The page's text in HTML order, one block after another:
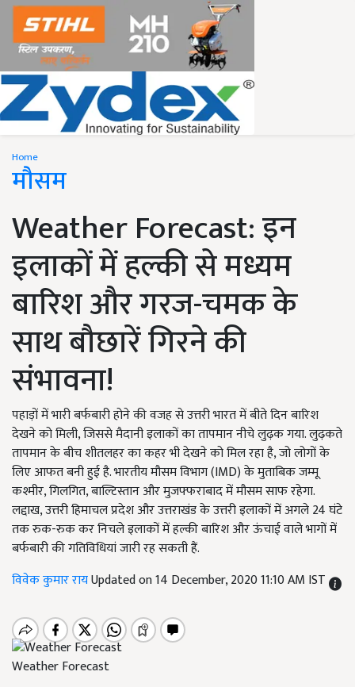
Home
मौसम
Weather Forecast: इन
इलाकों में हल्की से मध्यम
बारिश और गरज-चमक के
साथ बौछारें गिरने की
संभावना!
पहाड़ों में भारी बर्फबारी होने की वजह से उत्तरी भारत में बीते दिन बारिश
देखने को मिली, जिससे मैदानी इलाकों का तापमान नीचे लुढ़क गया. लुढ़कते
तापमान के बीच शीतलहर का कहर भी देखने को मिल रहा है, जो लोगों के
लिए आफत बनी हुई है. भारतीय मौसम विभाग (IMD) के मुताबिक जम्मू
कश्मीर, गिलगित, बाल्टिस्तान और मुजफ्फराबाद में मौसम साफ रहेगा.
लद्दाख, उत्तरी हिमाचल प्रदेश और उत्तराखंड के उत्तरी इलाकों में अगले 24 घंटे
तक रुक-रुक कर निचले इलाकों में हल्की बारिश और ऊंचाई वाले भागों में
बर्फबारी की गतिविधियां जारी रह सकती हैं.
विवेक कुमार रायUpdated on 14 December, 2020 11:10 AM IST
Weather Forecast